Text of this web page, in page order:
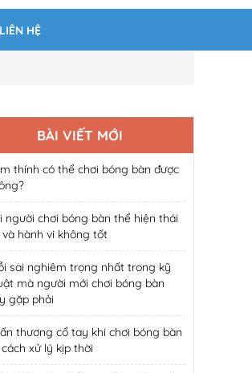
LIÊN HỆ
BÀI VIẾT MỚI
thính có thể chơi bóng bàn được
người chơi bóng bàn thể hiện thái
và hành vi không tốt
sai nghiêm trọng nhất trong kỹ
mà người mới chơi bóng bàn
gặp phải
thương cổ tay khi chơi bóng bàn
xử lý kịp thời